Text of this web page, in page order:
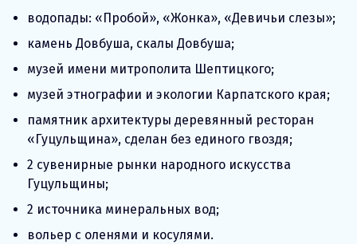
водопады: «Пробой», «Жонка», «Девичьи слезы»;
камень Довбуша, скалы Довбуша;
музей имени митрополита Шептицкого;
музей этнографии и экологии Карпатского края;
памятник архитектуры деревянный ресторан
«Гуцульщина», сделан без единого гвоздя;
2 сувенирные рынки народного искусства
Гуцульщины;
2 источника минеральных вод;
вольер с оленями и косулями.